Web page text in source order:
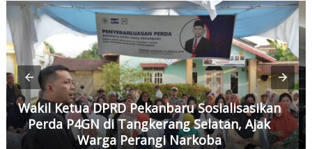
Wakil Ketua DPRD Pekanbaru Sosialisasikan
Perda P4GN di Tangkerang Selatan, Ajak
Warga Perangi Narkoba